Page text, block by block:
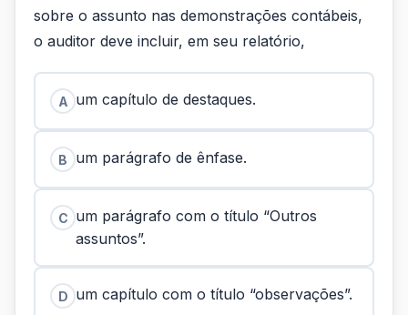
sobre o assunto nas demonstrações contábeis,
o auditor deve incluir, em seu relatório,
A um capítulo de destaques.
B um parágrafo de ênfase.
C um parágrafo com o título “Outros
assuntos”.
D um capítulo com o título “observações”.